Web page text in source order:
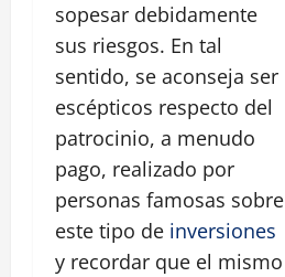
sopesar debidamente
sus riesgos. En tal
sentido, se aconseja ser
escépticos respecto del
patrocinio, a menudo
pago, realizado por
personas famosas sobre
este tipo de inversiones
y recordar que el mismo